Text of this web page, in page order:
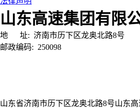
山东高速集团有限
地 址: 济南市历下区龙奥北路8号
邮政编码: 250098
山东省济南市历下区龙奥北路8号山东